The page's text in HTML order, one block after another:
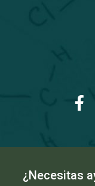
c
e
o
k
¿Necesitas